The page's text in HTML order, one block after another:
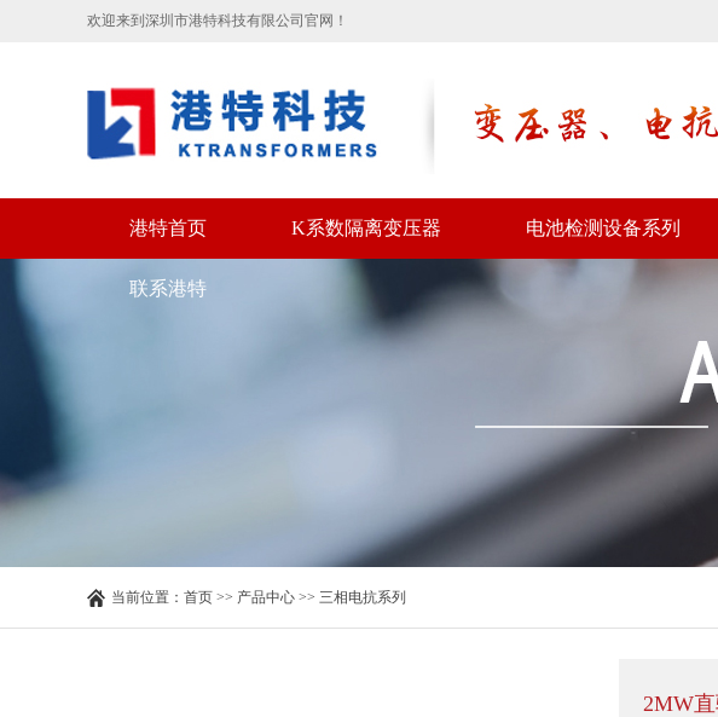
欢迎来到深圳市港特科技有限公司官网！
港特首页 K系数隔离变压器 电池检测设备系列
联系港特
当前位置： 首页 >> 产品中心 >> 三相电抗系列
2MW